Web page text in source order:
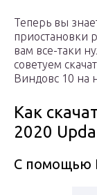
Теперь вы
приостановки
вам все-таки
советуем
Виндовс 10 на
Как
2020
С помощью